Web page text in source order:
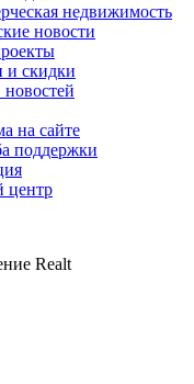
недвижимость
новости
и скидки
на сайте
поддержки
центр
Realt